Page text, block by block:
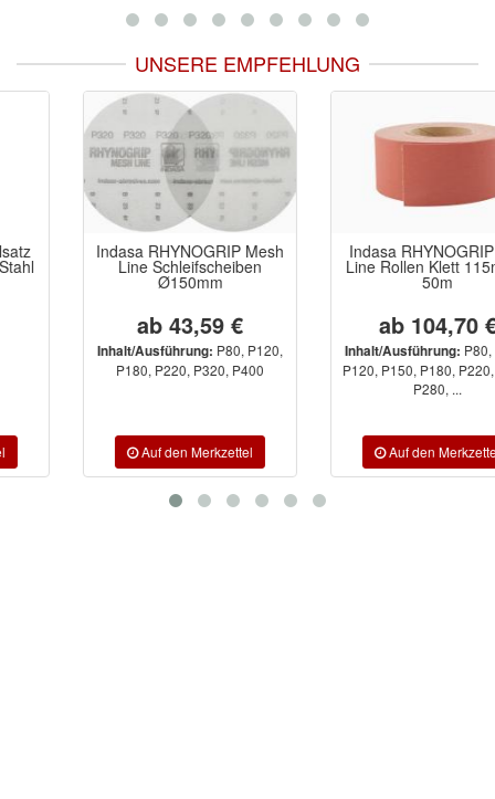
UNSERE EMPFEHLUNG
Indasa RHYNOGRIP Mesh
Line Schleifscheiben
ab 43,59 €
Inhalt/Ausführung:P80, P120,
P180, P220, P320, P400
Indasa RHYNOGRIP Red
Line Rollen Klett 115mm x
ab 104,70 €
Inhalt/Ausführung:P80, P100,
P120, P150, P180, P220, P240,